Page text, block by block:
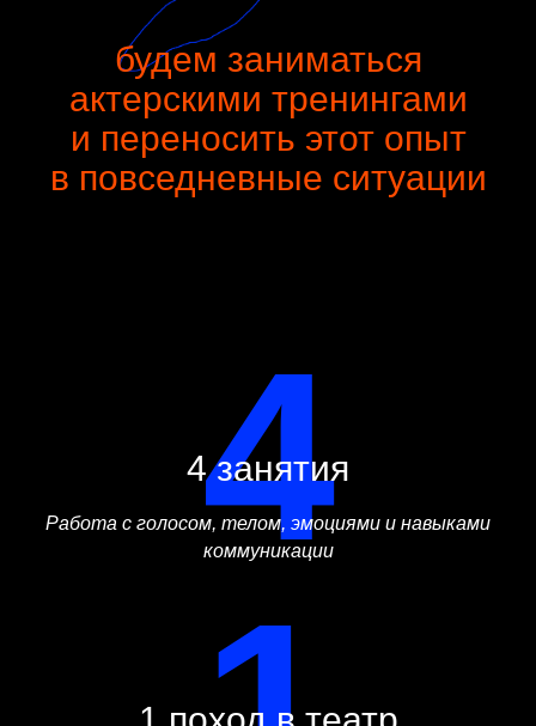
будем заниматься
актерскими тренингами
и переносить этот опыт
в повседневные ситуации
4 занятия
Работа с голосом, телом, эмоциями и навыками
коммуникации
4